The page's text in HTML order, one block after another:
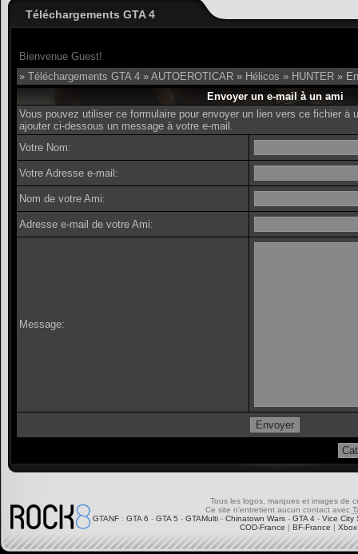
Téléchargements GTA 4
Bienvenue Guest!
» Téléchargements GTA 4 » AUTOEROTICAR » Hélicos » HUNTER »
Envoyer un e-mail à un ami
Vous pouvez utiliser ce formulaire pour envoyer un lien vers ce fichier à
ajouter ci-dessous un message à votre e-mail.
Votre Nom:
Votre Adresse e-mail:
Nom de votre Ami:
Adresse e-mail de votre Ami:
Message:
Tous les logos, marques et images de
Ce site n'entretient aucun contact avec
GTANF : GTA 6 - GTA 5 - GTAMulti - Chinatown Wars - GTA 4 - Vice City
COD-France | BF-France |